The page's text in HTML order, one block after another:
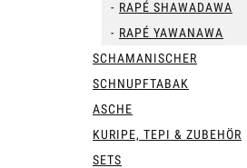
RAPÉ SHAWADAWA
RAPÉ YAWANAWA
SCHAMANISCHER
SCHNUPFTABAK
ASCHE
KURIPE, TEPI & ZUBEHÖR
SETS